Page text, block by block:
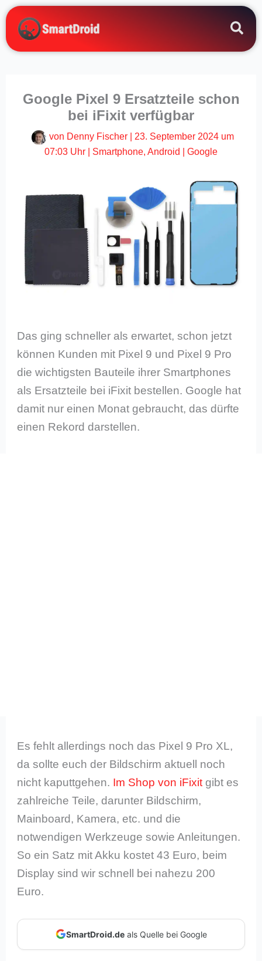
Zum
Inhalt
springen
Google Pixel 9 Ersatzteile schon
bei iFixit verfügbar
von Denny Fischer
23. September 2024 um
07:03 Uhr
Smartphone, Android Google
Das ging schneller als erwartet, schon jetzt
können Kunden mit Pixel 9 und Pixel 9 Pro
die wichtigsten Bauteile ihrer Smartphones
als Ersatzteile bei iFixit bestellen. Google hat
damit nur einen Monat gebraucht, das dürfte
einen Rekord darstellen.
Es fehlt allerdings noch das Pixel 9 Pro XL,
da sollte euch der Bildschirm aktuell noch
nicht kaputtgehen. Im Shop von iFixit gibt es
zahlreiche Teile, darunter Bildschirm,
Mainboard, Kamera, etc. und die
notwendigen Werkzeuge sowie Anleitungen.
So ein Satz mit Akku kostet 43 Euro, beim
Display sind wir schnell bei nahezu 200
Euro.
SmartDroid.deals Quelle bei Google